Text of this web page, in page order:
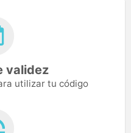
validez
utilizar tu código